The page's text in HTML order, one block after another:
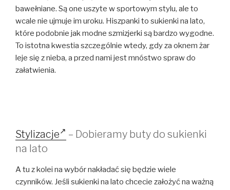
bawełniane. Są one uszyte w sportowym stylu, ale to
wcale nie ujmuje im uroku. Hiszpanki to sukienki na lato,
które podobnie jak modne szmizjerki są bardzo wygodne.
To istotna kwestia szczególnie wtedy, gdy za oknem żar
leje się z nieba, a przed nami jest mnóstwo spraw do
załatwienia.
Stylizacje
– Dobieramy buty do sukienki
na lato
A tu z kolei na wybór nakładać się będzie wiele
czynników. Jeśli sukienki na lato chcecie założyć na ważną